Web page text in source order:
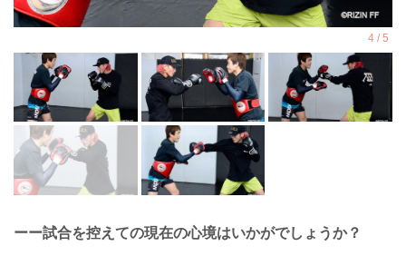
ーー試合を控えての現在の心境はいかがでしょうか？